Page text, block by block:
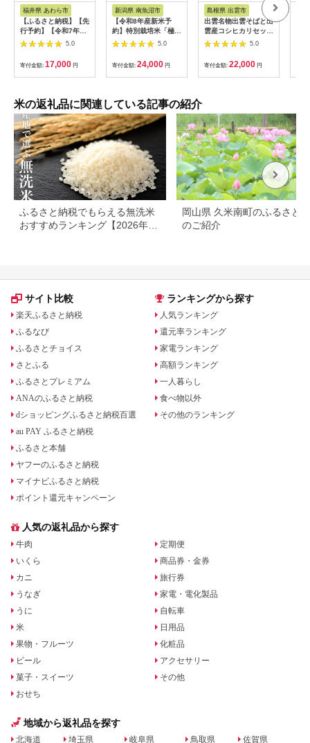
福井県 あわら市
【ふるさと納税】【先
行予約】【令和7年
産】いちほまれ 精米
5kg 《ギフトにもお
すすめ！化粧箱入り》
／ 福井県産 ブランド
米 白米 贈り物 お取り
旬以降順次発送予定
5.0
寄付金額: 17,000 円
新潟県 南魚沼市
【令和8年産新米予
約】特別栽培米「極上
南魚沼産コシヒカリ」
（有機肥料、8割減農
薬栽培）玄米5ｋｇ
【銘柄米 ブランド米
玄米 こしひかり コシ
米】【2026年10月上
旬より1ヶ月以内に順
次発送予定】
5.0
寄付金額: 24,000 円
アム
島根県 出雲市
出雲名物出雲そばと出
雲産コシヒカリセット
322032_EH0025.0
寄付金額: 22,000 円
米の返礼品に関連している記事の紹介
ふるさと納税でもらえる無洗米
おすすめランキング【2026年最
岡山県 久米南町のふるさと
のご紹介
サイト比較
楽天ふるさと納税
ふるなび
ふるさとチョイス
さとふる
ふるさとプレミアム
ANAのふるさと納税
dショッピングふるさと納税百選
au PAY ふるさと納税
ふるさと本舗
ヤフーのふるさと納税
マイナビふるさと納税
ポイント還元キャンペーン
ランキングから探す
人気ランキング
還元率ランキング
家電ランキング
高額ランキング
一人暮らし
食べ物以外
その他のランキング
人気の返礼品から探す
牛肉
いくら
カニ
うなぎ
うに
米
果物・フルーツ
ビール
菓子・スイーツ
おせち
定期便
商品券・金券
旅行券
家電・電化製品
自転車
日用品
化粧品
アクセサリー
その他
地域から返礼品を探す
北海道 埼玉県 岐阜県 鳥取県 佐賀県